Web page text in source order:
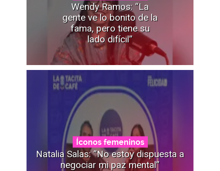
Wendy Ramos: “La
gente ve lo bonito de la
fama, pero tiene su
lado difícil”
Íconos femeninos
Natalia Salas: “No estoy dispuesta a
negociar mi paz mental”